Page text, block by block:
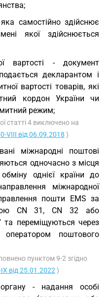
самостійно здійснює
якої здійснюється
вартості - документ
декларантом і
вартості товарів, які
кордон України чи
режим;
статті 4 виключено на
VIII від 06.09.2018 )
міжнародні поштові
одночасно з місця
однієї країни до
міжнародної
пошти EMS за
CN 31, CN 32 або
переміщуються через
поштового
пунктом 9-2 згідно
від 25.01.2022 )
- надання особі